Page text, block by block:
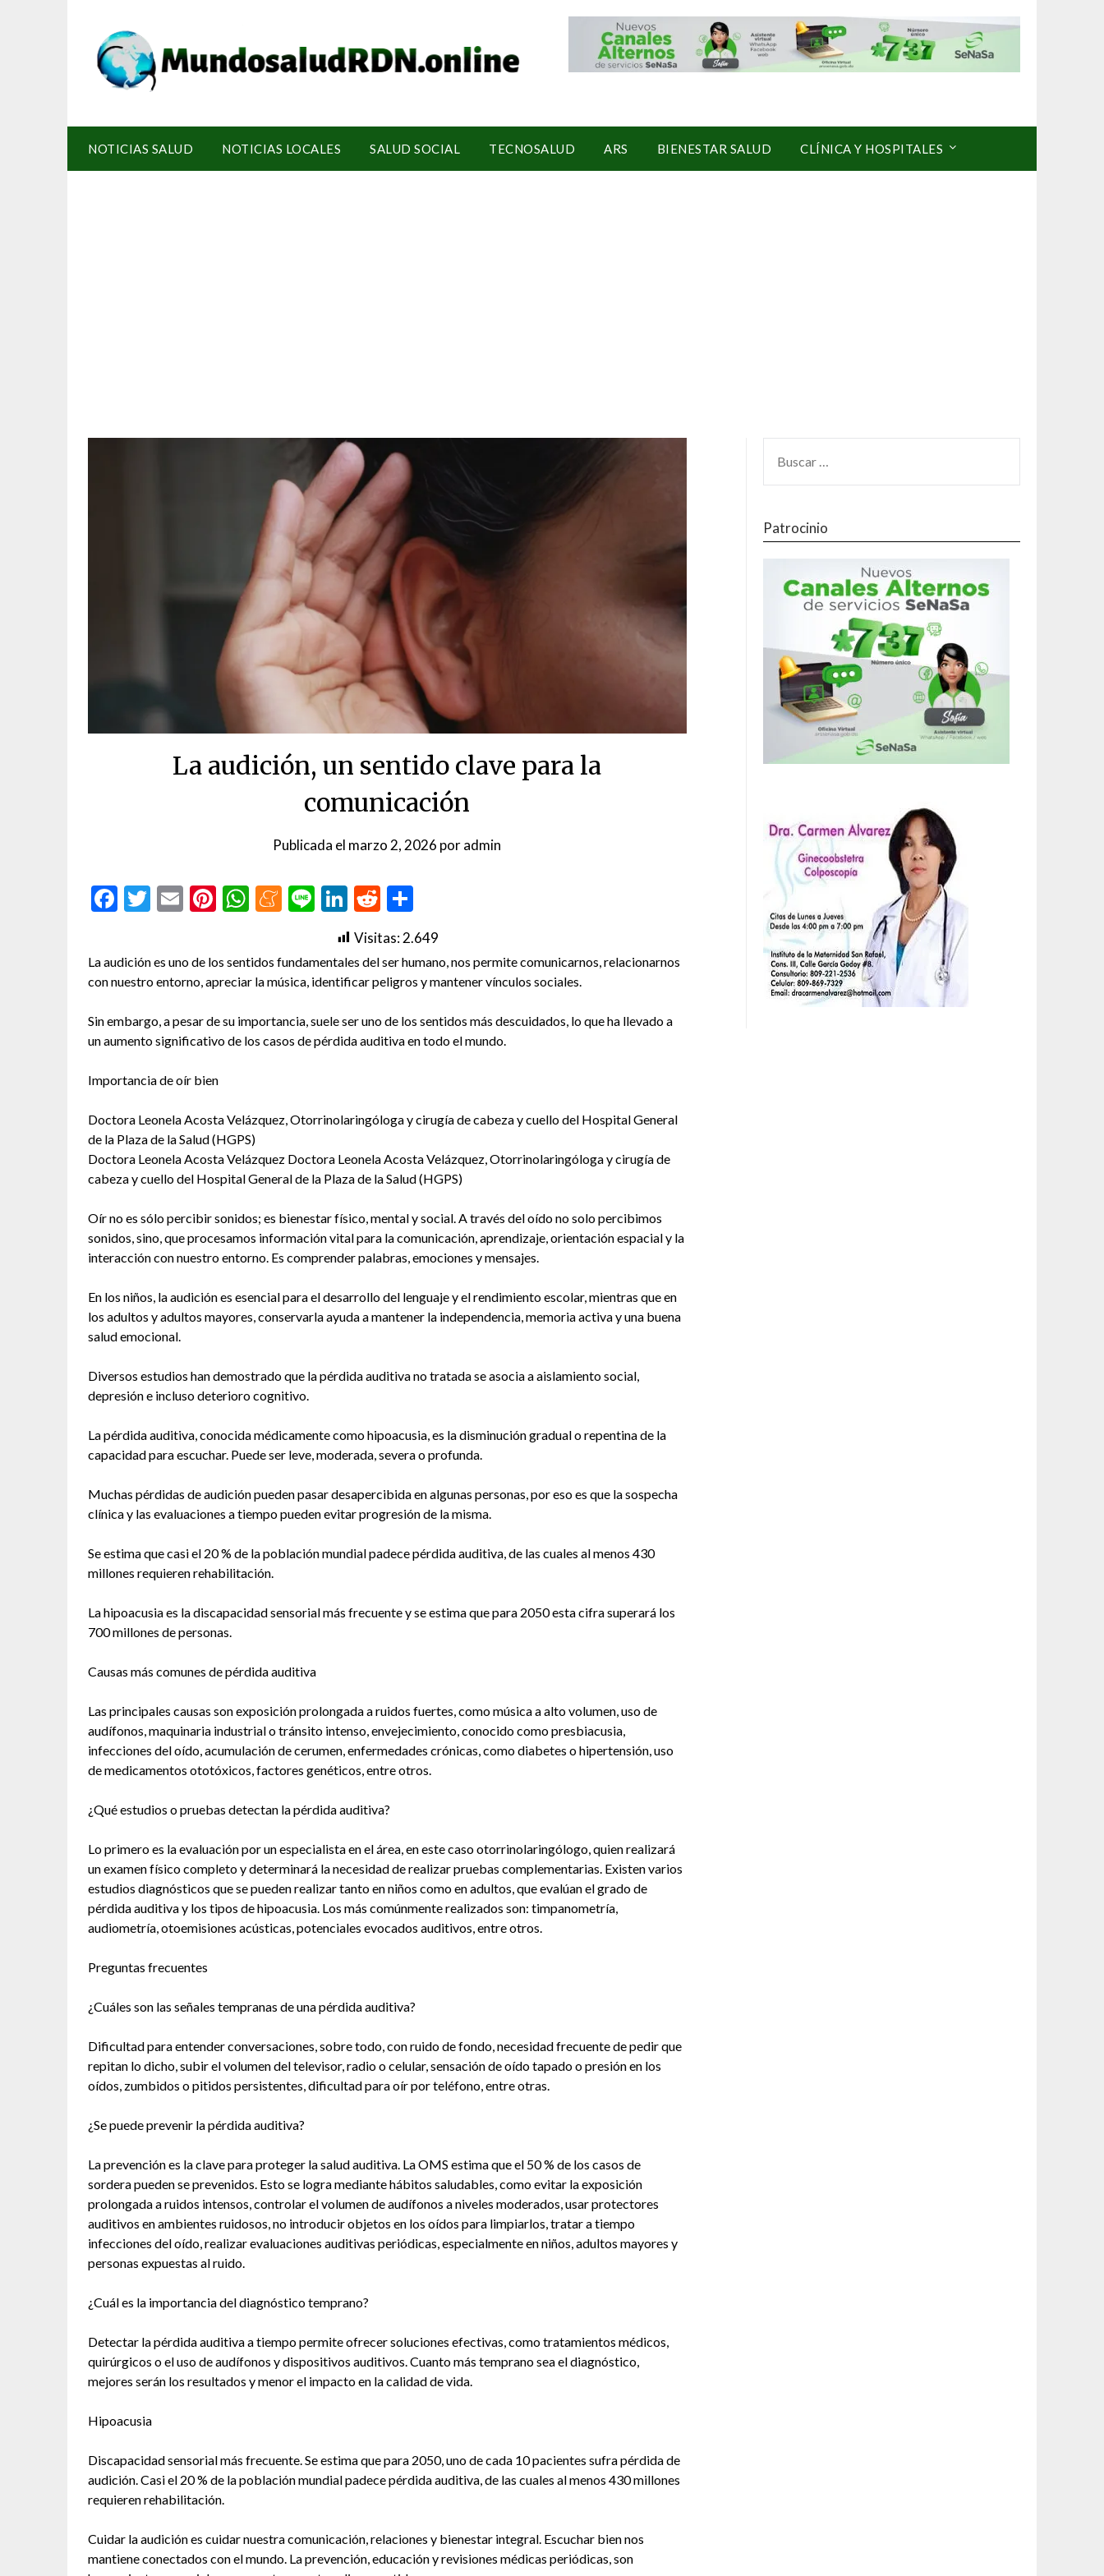
NOTICIAS SALUD NOTICIAS LOCALES SALUD SOCIAL TECNOSALUD ARS BIENESTAR SALUD CLÍNICA Y HOSPITALES
La audición, un sentido clave para la
comunicación
Publicada el marzo 2, 2026 poradmin
Facebook
Twitter
EmailPinterest
WhatsApp
Meneame
LineLinkedIn
Reddit
Visitas:2.649
La audición es uno de los sentidos fundamentales del ser humano, nos permite comunicarnos, relacionarnos
con nuestro entorno, apreciar la música, identificar peligros y mantener vínculos sociales.
Sin embargo, a pesar de su importancia, suele ser uno de los sentidos más descuidados, lo que ha llevado a
un aumento significativo de los casos de pérdida auditiva en todo el mundo.
Importancia de oír bien
Doctora Leonela Acosta Velázquez, Otorrinolaringóloga y cirugía de cabeza y cuello del Hospital General
de la Plaza de la Salud (HGPS)
Doctora Leonela Acosta Velázquez Doctora Leonela Acosta Velázquez, Otorrinolaringóloga y cirugía de
cabeza y cuello del Hospital General de la Plaza de la Salud (HGPS)
Oír no es sólo percibir sonidos; es bienestar físico, mental y social. A través del oído no solo percibimos
sonidos, sino, que procesamos información vital para la comunicación, aprendizaje, orientación espacial y la
interacción con nuestro entorno. Es comprender palabras, emociones y mensajes.
En los niños, la audición es esencial para el desarrollo del lenguaje y el rendimiento escolar, mientras que en
los adultos y adultos mayores, conservarla ayuda a mantener la independencia, memoria activa y una buena
salud emocional.
Diversos estudios han demostrado que la pérdida auditiva no tratada se asocia a aislamiento social,
depresión e incluso deterioro cognitivo.
La pérdida auditiva, conocida médicamente como hipoacusia, es la disminución gradual o repentina de la
capacidad para escuchar. Puede ser leve, moderada, severa o profunda.
Muchas pérdidas de audición pueden pasar desapercibida en algunas personas, por eso es que la sospecha
clínica y las evaluaciones a tiempo pueden evitar progresión de la misma.
Se estima que casi el 20 % de la población mundial padece pérdida auditiva, de las cuales al menos 430
millones requieren rehabilitación.
La hipoacusia es la discapacidad sensorial más frecuente y se estima que para 2050 esta cifra superará los
700 millones de personas.
Causas más comunes de pérdida auditiva
Las principales causas son exposición prolongada a ruidos fuertes, como música a alto volumen, uso de
audífonos, maquinaria industrial o tránsito intenso, envejecimiento, conocido como presbiacusia,
infecciones del oído, acumulación de cerumen, enfermedades crónicas, como diabetes o hipertensión, uso
de medicamentos ototóxicos, factores genéticos, entre otros.
¿Qué estudios o pruebas detectan la pérdida auditiva?
Lo primero es la evaluación por un especialista en el área, en este caso otorrinolaringólogo, quien realizará
un examen físico completo y determinará la necesidad de realizar pruebas complementarias. Existen varios
estudios diagnósticos que se pueden realizar tanto en niños como en adultos, que evalúan el grado de
pérdida auditiva y los tipos de hipoacusia. Los más comúnmente realizados son: timpanometría,
audiometría, otoemisiones acústicas, potenciales evocados auditivos, entre otros.
Preguntas frecuentes
¿Cuáles son las señales tempranas de una pérdida auditiva?
Dificultad para entender conversaciones, sobre todo, con ruido de fondo, necesidad frecuente de pedir que
repitan lo dicho, subir el volumen del televisor, radio o celular, sensación de oído tapado o presión en los
oídos, zumbidos o pitidos persistentes, dificultad para oír por teléfono, entre otras.
¿Se puede prevenir la pérdida auditiva?
La prevención es la clave para proteger la salud auditiva. La OMS estima que el 50 % de los casos de
sordera pueden se prevenidos. Esto se logra mediante hábitos saludables, como evitar la exposición
prolongada a ruidos intensos, controlar el volumen de audífonos a niveles moderados, usar protectores
auditivos en ambientes ruidosos, no introducir objetos en los oídos para limpiarlos, tratar a tiempo
infecciones del oído, realizar evaluaciones auditivas periódicas, especialmente en niños, adultos mayores y
personas expuestas al ruido.
¿Cuál es la importancia del diagnóstico temprano?
Detectar la pérdida auditiva a tiempo permite ofrecer soluciones efectivas, como tratamientos médicos,
quirúrgicos o el uso de audífonos y dispositivos auditivos. Cuanto más temprano sea el diagnóstico,
mejores serán los resultados y menor el impacto en la calidad de vida.
Hipoacusia
Discapacidad sensorial más frecuente. Se estima que para 2050, uno de cada 10 pacientes sufra pérdida de
audición. Casi el 20 % de la población mundial padece pérdida auditiva, de las cuales al menos 430 millones
requieren rehabilitación.
Cuidar la audición es cuidar nuestra comunicación, relaciones y bienestar integral. Escuchar bien nos
mantiene conectados con el mundo. La prevención, educación y revisiones médicas periódicas, son
Patrocinio